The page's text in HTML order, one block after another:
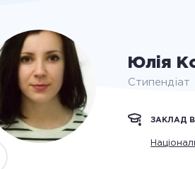
Юлія
Стипендіат
ЗАКЛАД